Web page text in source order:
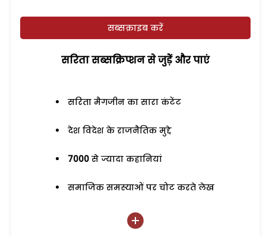
सब्सक्राइब करें
सरिता सब्सक्रिप्शन से जुड़ेें और पाएं
सरिता मैगजीन का सारा कंटेंट
देश विदेश के राजनैतिक मुद्दे
7000 से ज्यादा कहानियां
समाजिक समस्याओं पर चोट करते लेख